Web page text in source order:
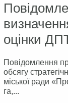
оцінки
Повідомлення
обсягу
міської ради
га,...